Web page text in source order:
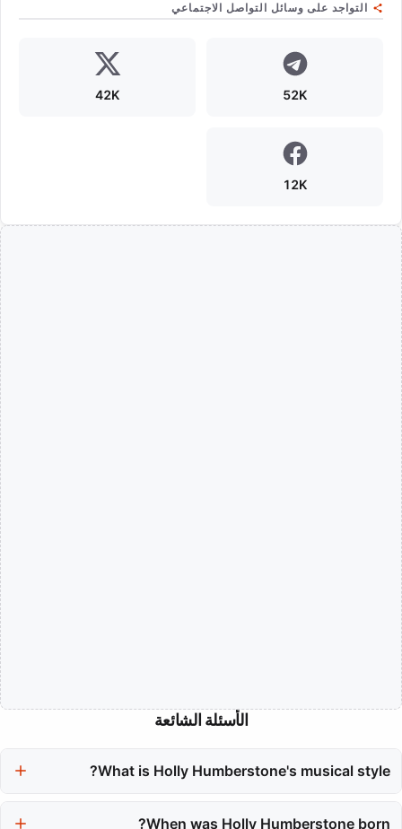
التواجد على وسائل التواصل الاجتماعي
52K
42K
12K
الأسئلة الشائعة
What is Holly Humberstone's musical style?
textures and synth-pop atmosphere. Her songwriting reflects
When was Holly Humberstone born?